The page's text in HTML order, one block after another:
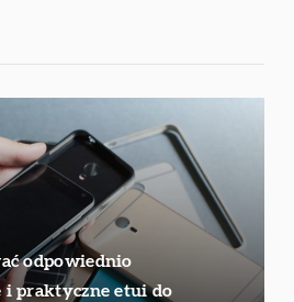
odpowiednio
praktyczne etui do